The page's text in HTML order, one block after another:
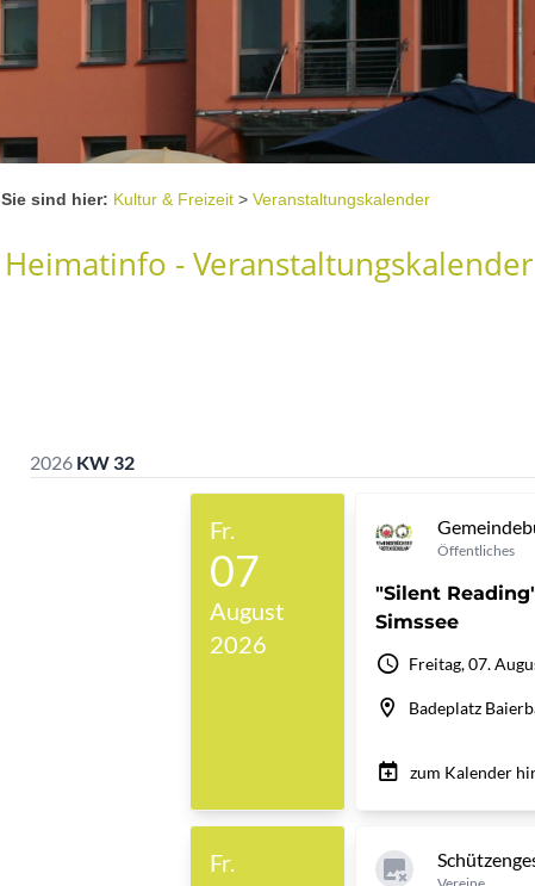
Sie sind hier: Kultur & Freizeit > Veranstaltungskalender
Heimatinfo - Veranstaltungskalender